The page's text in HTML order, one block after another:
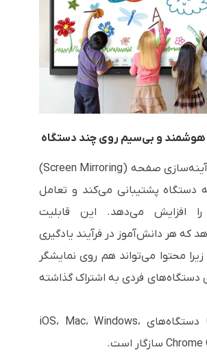
هوشمند و بی‌سیم روی چند دستگاه
سری WAD از آینه‌سازی صفحه (Screen Mirroring)
دستگاه پشتیبانی می‌کند و تعامل
را افزایش می‌دهد. این قابلیت
که هر دانش‌آموز در فرآیند یادگیری
محتوا می‌تواند هم روی نمایشگر
دستگاه‌های فردی به اشتراک گذاشته
این ویژگی با دستگاه‌های iOS، Mac، Windows،